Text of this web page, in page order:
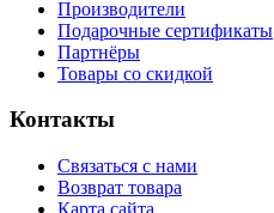
Производители
Подарочные сертификаты
Партнёры
Товары со скидкой
Контакты
Связаться с нами
Возврат товара
Карта сайта